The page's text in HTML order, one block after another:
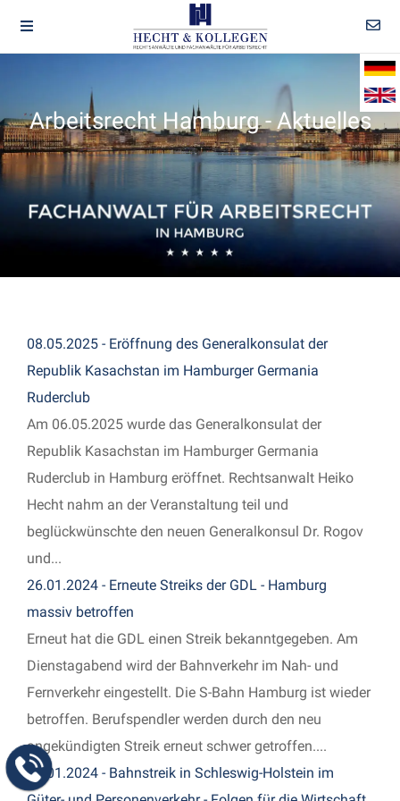
Arbeitsrecht Hamburg - Aktuelles
08.05.2025 - Eröffnung des Generalkonsulat der
Republik Kasachstan im Hamburger Germania
Ruderclub
Am 06.05.2025 wurde das Generalkonsulat der
Republik Kasachstan im Hamburger Germania
Ruderclub in Hamburg eröffnet. Rechtsanwalt Heiko
Hecht nahm an der Veranstaltung teil und
beglückwünschte den neuen Generalkonsul Dr. Rogov
und...
26.01.2024 - Erneute Streiks der GDL - Hamburg
massiv betroffen
Erneut hat die GDL einen Streik bekanntgegeben. Am
Dienstagabend wird der Bahnverkehr im Nah- und
Fernverkehr eingestellt. Die S-Bahn Hamburg ist wieder
betroffen. Berufspendler werden durch den neu
angekündigten Streik erneut schwer getroffen....
26.01.2024 - Bahnstreik in Schleswig-Holstein im